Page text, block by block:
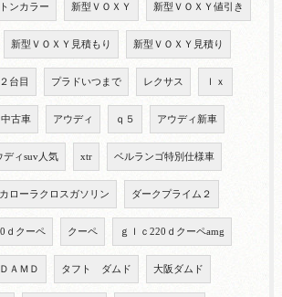
ンカラー 新型ＶＯＸＹ 新型ＶＯＸＹ値引き
新型ＶＯＸＹ見積もり 新型ＶＯＸＹ見積り
２台目 プラドいつまで レクサス ｌｘ
中古車 アウディ ｑ５ アウディ新車
ディsuv人気 xtr ベルランゴ特別仕様車
カローラクロスガソリン ダークプライム２
ｄクーペ クーペ ｇｌｃ220ｄクーペamg
ＤＡＭＤ タフト ダムド 大阪ダムド